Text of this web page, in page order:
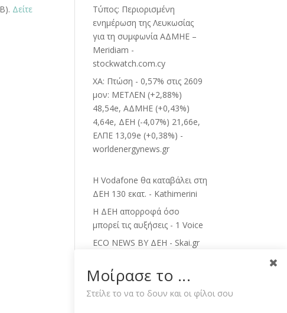
Δείτε
Τύπος: Περιορισμένη
ενημέρωση της Λευκωσίας
για τη συμφωνία ΑΔΜΗΕ –
Meridiam -
stockwatch.com.cy
ΧΑ: Πτώση - 0,57% στις 2609
μον: ΜΕΤΛΕΝ (+2,88%)
48,54e, ΑΔΜΗΕ (+0,43%)
4,64e, ΔΕΗ (-4,07%) 21,66e,
ΕΛΠΕ 13,09e (+0,38%) -
worldenergynews.gr
Η Vodafone θα καταβάλει στη
ΔΕΗ 130 εκατ. - Kathimerini
Η ΔΕΗ απορροφά όσο
μπορεί τις αυξήσεις - 1 Voice
ECO NEWS BY ΔΕΗ - Skai.gr
και τα... fingers crossed-
Τσίπρας: Οι ανεξάρτητοι και
το χαμηλό μονοψήφιο-Tips
Μοίρασε το ...
Στείλε το να το δουν και οι φίλοι σου